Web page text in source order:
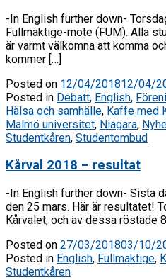
-In English further down-
Fullmäktige-möte (FUM). Alla
är varmt välkomna att komma
kommer […]
Posted on 12/04/201812/04/
Posted in Debatt, English,
Hälsa och samhälle, Kaffe med
Malmö universitet, Niagara,
Studentkåren, Studentombud
Kårval 2018 – resultat
-In English further down- Sista
den 25 mars. Här är resultatet!
Kårvalet, och av dessa röstade
Posted on 27/03/201803/10/
Posted in English, Fullmäktige,
Studentkåren